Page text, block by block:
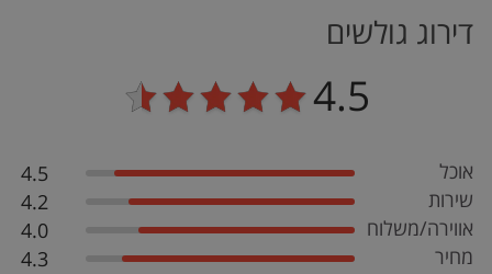
דירוג גולשים
4.5
אוכל
4.5
שירות
4.2
אווירה/משלוח
4.0
מחיר
4.3